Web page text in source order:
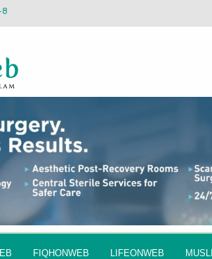
FIQHONWEB LIFEONWEB